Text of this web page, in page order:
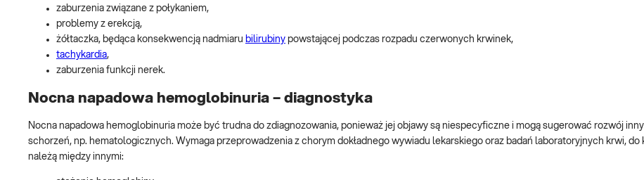
zaburzenia związane z połykaniem,
problemy z erekcją,
żółtaczka, będąca konsekwencją nadmiaru bilirubiny powstającej podczas rozpadu czerwonych krwinek,
tachykardia,
zaburzenia funkcji nerek.
Nocna napadowa hemoglobinuria – diagnostyka
Nocna napadowa hemoglobinuria może być trudna do zdiagnozowania, ponieważ jej objawy są niespecyficzne i mogą sugerować rozwój
schorzeń, np. hematologicznych. Wymaga przeprowadzenia z chorym dokładnego wywiadu lekarskiego oraz badań laboratoryjnych krwi, do
należą między innymi: